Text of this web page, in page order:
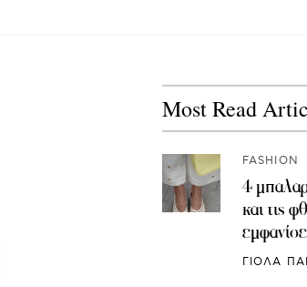
Most Read
FASHION
4
και τις
ΓΙΟΛΑ